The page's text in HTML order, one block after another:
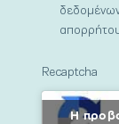
Recaptcha
Η